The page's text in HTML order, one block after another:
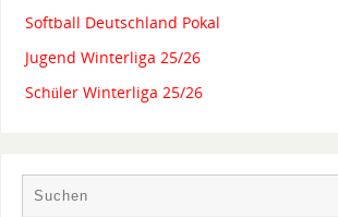
Softball Deutschland Pokal
Jugend Winterliga 25/26
Schüler Winterliga 25/26